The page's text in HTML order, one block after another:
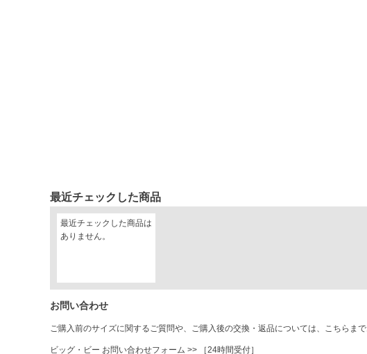
最近チェックした商品
最近チェックした商品は
ありません。
お問い合わせ
ご購入前のサイズに関するご質問や、ご購入後の交換・返品については、こちらまで
ビッグ・ビー お問い合わせフォーム >> ［24時間受付］